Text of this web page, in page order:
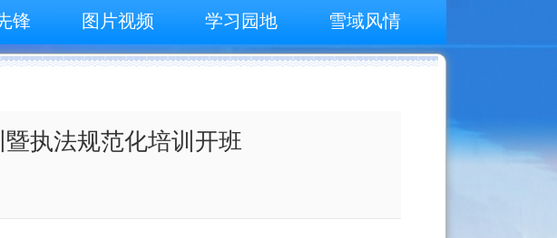
锋 图片视频 学习园地 雪域风情
执法规范化培训开班